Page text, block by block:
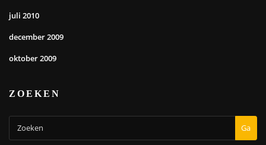
juli 2010
december 2009
oktober 2009
ZOEKEN
Ga